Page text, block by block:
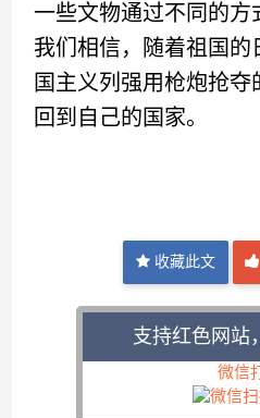
一些文物通过不同的方
我们相信，随着祖国的
国主义列强用枪炮抢
回到自己的国家。
收藏此文
支持红色网站
微信